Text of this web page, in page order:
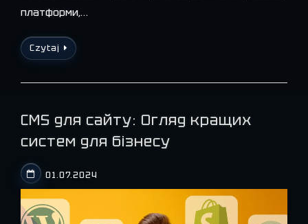
платформи,…
Czytaj
CMS для сайту: Огляд кращих
систем для бізнесу
01.07.2024